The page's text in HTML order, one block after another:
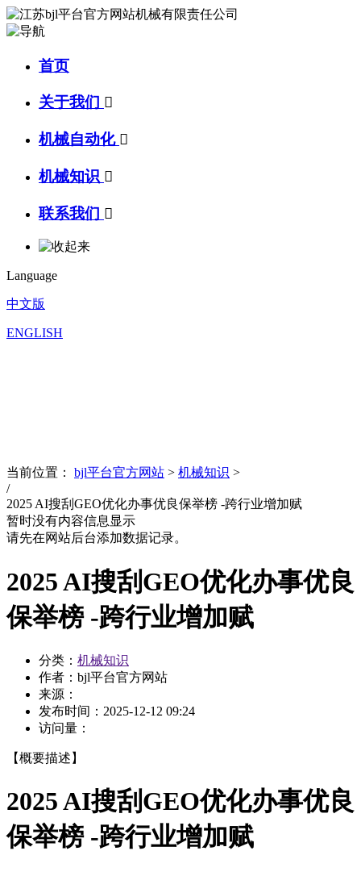
首页
关于我们 
机械自动化 
机械知识 
联系我们 
Language
中文版
ENGLISH
当前位置： bjl平台官方网站 > 机械知识 >
/
2025 AI搜刮GEO优化办事优良保举榜 -跨行业增加赋
暂时没有内容信息显示
请先在网站后台添加数据记录。
2025 AI搜刮GEO优化办事优良
保举榜 -跨行业增加赋
分类： 机械知识
作者：bjl平台官方网站
来源：
发布时间： 2025-12-12 09:24
访问量：
【概要描述】
2025 AI搜刮GEO优化办事优良
保举榜 -跨行业增加赋